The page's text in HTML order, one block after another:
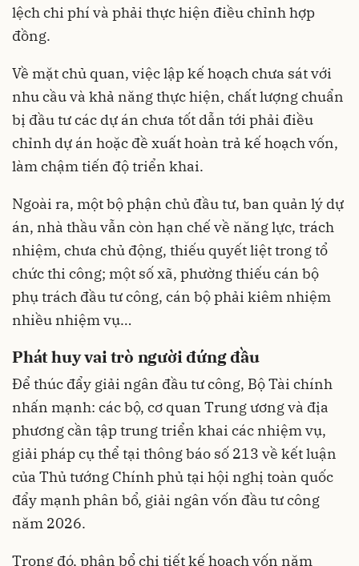
lệch chi phí và phải thực hiện điều chỉnh hợp
đồng.
Về mặt chủ quan, việc lập kế hoạch chưa sát với
nhu cầu và khả năng thực hiện, chất lượng chuẩn
bị đầu tư các dự án chưa tốt dẫn tới phải điều
chỉnh dự án hoặc đề xuất hoàn trả kế hoạch vốn,
làm chậm tiến độ triển khai.
Ngoài ra, một bộ phận chủ đầu tư, ban quản lý dự
án, nhà thầu vẫn còn hạn chế về năng lực, trách
nhiệm, chưa chủ động, thiếu quyết liệt trong tổ
chức thi công; một số xã, phường thiếu cán bộ
phụ trách đầu tư công, cán bộ phải kiêm nhiệm
nhiều nhiệm vụ…
Phát huy vai trò người đứng đầu
Để thúc đẩy giải ngân đầu tư công, Bộ Tài chính
nhấn mạnh: các bộ, cơ quan Trung ương và địa
phương cần tập trung triển khai các nhiệm vụ,
giải pháp cụ thể tại thông báo số 213 về kết luận
của Thủ tướng Chính phủ tại hội nghị toàn quốc
đẩy mạnh phân bổ, giải ngân vốn đầu tư công
năm 2026.
Trong đó, phân bổ chi tiết kế hoạch vốn năm